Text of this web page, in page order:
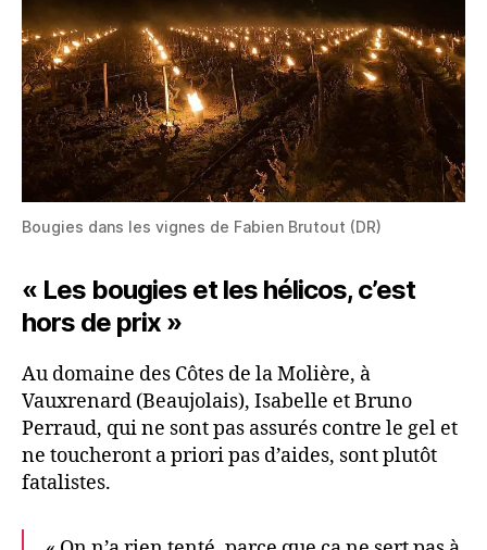
Bougies dans les vignes de Fabien Brutout (DR)
« Les bougies et les hélicos, c’est
hors de prix »
Au domaine des Côtes de la Molière, à
Vauxrenard (Beaujolais), Isabelle et Bruno
Perraud, qui ne sont pas assurés contre le gel et
ne toucheront a priori pas d’aides, sont plutôt
fatalistes.